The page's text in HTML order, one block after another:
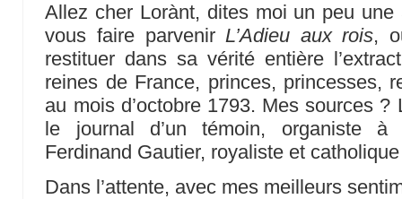
Allez cher Lorànt, dites moi un peu
vous faire parvenirL’Adieu aux rois,
restituer dans sa vérité entière
reines de France, princes, princesses,
au mois d’octobre 1793. Mes sources
le journal d’un témoin, organiste à
Ferdinand Gautier, royaliste et
Dans l’attente, avec mes meilleurs